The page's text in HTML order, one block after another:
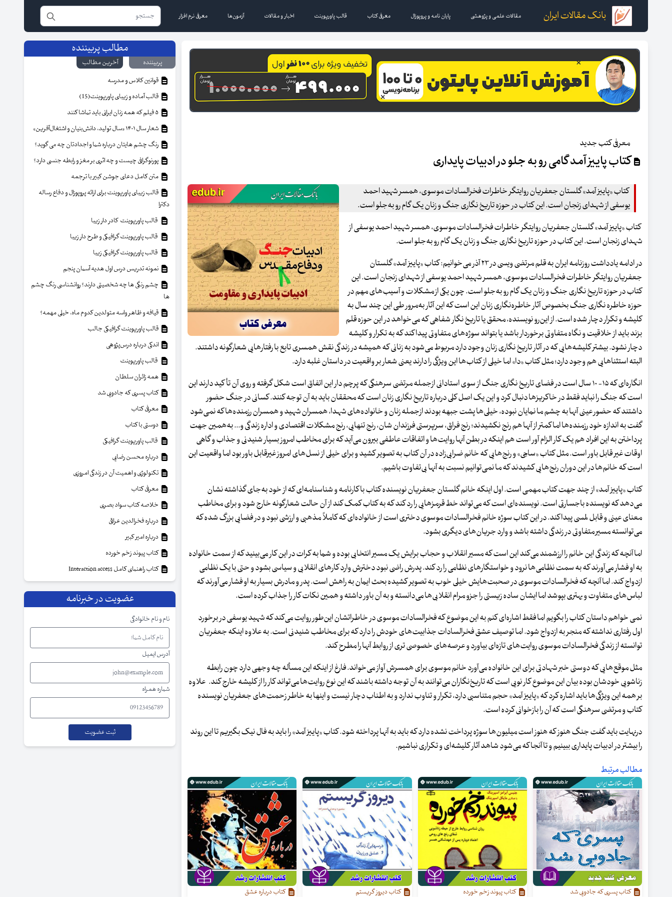
بانک مقالات ایران مقالات علمی و پژوهشی پایان نامه و پروپوزال معرفی کتاب قالب پاورپوینت اخبار و مقالات آزمون‌ها معرفی نرم افزار
معرفی کتب جدید
کتاب پاییز آمد گامی رو به جلو در ادبیات پایداری
کتاب «پاییز آمد» گلستان جعفریان روایتگر خاطرات فخرالسادات موسوی، همسر شهید احمد
یوسفی از شهدای زنجان است. این کتاب در حوزه تاریخ نگاری جنگ و زنان یک گام رو به‌جلو است.
کتاب «پاییز آمد» گلستان جعفریان روایتگر خاطرات فخرالسادات موسوی، همسر شهید احمد یوسفی از
شهدای زنجان است. این کتاب در حوزه تاریخ نگاری جنگ و زنان یک گام رو به‌جلو است.
در ادامه یادداشت روزنامه ایران به قلم مرتضی ویسی در ۲۳ آذر می‌خوانیم: کتاب «پاییز آمد» گلستان
جعفریان روایتگر خاطرات فخرالسادات موسوی، همسر شهید احمد یوسفی از شهدای زنجان است. این
کتاب در حوزه تاریخ نگاری جنگ و زنان یک گام رو به‌جلو است. چون یکی از مشکلات و آسیب‌های مهم در
حوزه خاطره نگاری جنگ بخصوص آثار خاطره‌نگاری زنان این است که این آثار به‌مرور طی این چند سال به
کلیشه و تکرار دچار شده است. از این‌رو نویسنده، محقق یا تاریخ نگار شفاهی که می‌خواهد در این حوزه قلم
بزند باید از خلاقیت و نگاه متفاوتی برخوردار باشد یا بتواند سوژه‌های متفاوتی پیدا کند که به تکرار و کلیشه
دچار نشود. بیشتر کلیشه‌هایی که در آثار تاریخ نگاری زنان وجود دارد مربوط می‌شود به زنانی که همیشه در زندگی نقش همسری تابع با رفتارهایی شعارگونه داشتند.
البته استثناهایی هم وجود دارد؛ مثل کتاب «دا» اما خیلی از کتاب‌ها این ویژگی را دارند یعنی شعار بر واقعیت در داستان غلبه دارد.
انگاره‌ای که ۱۵- ۱۰ سال است در فضای تاریخ نگاری جنگ از سوی استادانی ازجمله مرتضی سرهنگی که پرچم دار این اتفاق است شکل گرفته و روی آن تأکید دارند این
است که جنگ را نباید فقط در خاکریزها دنبال کرد و این یک اصل کلی درباره تاریخ نگاری زنان است که محققان باید به آن توجه کنند. کسانی در جنگ حضور
داشتند که حضور عینی آنها به چشم ما نمایان نبوده، خیلی‌ها پشت جبهه بودند ازجمله زنان و خانواده‌های شهدا، همسران شهید و همسران رزمنده‌ها که نمی‌شود
گفت به اندازه خود رزمنده‌ها اما کمتر از آنها هم رنج نکشیدند؛ رنج فراق، سرپرستی فرزندان شان، رنج تنهایی، رنج مشکلات اقتصادی و اداره زندگی و... به‌همین جهت
پرداختن به این افراد هم یک کار الزام آور است هم اینکه در بطن آنها روایت‌ها و اتفاقات عاطفی بیرون می‌آید که برای مخاطب امروز بسیار شنیدنی و جذاب و گاهی
اوقات غیر قابل باور است. مثل کتاب «ساجی» و رنج‌هایی که خانم ضرابی‌زاده در آن کتاب به تصویر کشید و برای خیلی از نسل‌های امروز غیرقابل باور بود اما واقعیت این
است که خانم‌ها در این دوران رنج‌هایی کشیدند که ما نمی‌توانیم نسبت به آنها بی‌تفاوت باشیم.
کتاب «پاییز آمد» از چند جهت کتاب مهمی است. اول اینکه خانم گلستان جعفریان نویسنده کتاب با کارنامه و شناسنامه‌ای که از خود به‌جای گذاشته نشان
می‌دهد که نویسنده باجسارتی است. نویسنده‌ای است که می‌تواند خط قرمزهایی را رد کند که به کتاب کمک کند از آن حالت شعارگونه خارج شود و برای مخاطب
معنای عینی و قابل لمسی پیدا کند. در این کتاب سوژه خانم فخرالسادات موسوی دختری است از خانواده‌ای که کاملاً مذهبی و ارزشی نبود و در فضایی بزرگ شده که
می‌توانسته مسیر متفاوتی در زندگی داشته باشد و وارد جریان‌های دیگری بشود.
اما آنچه که زندگی این خانم را ارزشمند می‌کند این است که مسیر انقلاب و حجاب برایش یک مسیر انتخابی بوده و شما به کرات در این کار می‌بینید که از سمت خانواده
به او فشار می‌آورند که به سمت نظامی‌ها نرود و خواستگارهای نظامی را رد کند. پدرش راضی نبود دخترش وارد کارهای انقلابی و سیاسی بشود و حتی با یک نظامی
ازدواج کند. اما آنچه که فخرالسادات موسوی در صحبت‌هایش خیلی خوب به تصویر کشیده بحث ایمان به راهش است. پدر و مادرش بسیار به او فشار می‌آورند که
لباس‌های متفاوت و بهتری بپوشد اما ایشان ساده زیستی را جزو مرام انقلابی‌ها می‌دانسته و به آن باور داشته و همین نکات کار را جذاب کرده است.
نمی خواهم داستان کتاب را بگویم اما فقط اشاره‌ای کنم به این موضوع که فخرالسادات موسوی در خاطراتشان این‌طور روایت می‌کند که شهید یوسفی در برخورد
اول رفتاری نداشته که منجر به ازدواج شود. اما توصیف عشق فخرالسادات جذابیت‌های خودش را دارد که برای مخاطب شنیدنی است. به علاوه اینکه جعفریان
توانسته از زندگی فخرالسادات موسوی روایت‌های تازه‌ای بیاورد و عرصه‌های خصوصی تری از روابط آنها را مطرح کند.
مثل موقع‌هایی که دوستی خبر شهادتی برای این خانواده می‌آورد خانم موسوی برای همسرش آواز می‌خواند. فارغ از اینکه این مسأله چه وجهی دارد چون رابطه
زناشویی خودشان بوده بیان این موضوع کار نویی است که تاریخ‌نگاران می‌توانند به آن توجه داشته باشند که این نوع روایت‌ها می‌تواند کار را از کلیشه خارج کند. علاوه
بر همه این ویژگی‌ها باید اشاره کرد که «پاییز آمد» حجم متناسبی دارد، تکرار و تناوب ندارد و به اطناب دچار نیست و اینها به خاطر زحمت‌های جعفریان نویسنده
کتاب و مرتضی سرهنگی است که آن را بازخوانی کرده است.
درنهایت باید گفت جنگ هنوز که هنوز است میلیون‌ها سوژه پرداخت نشده دارد که باید به آنها پرداخته شود. کتاب «پاییز آمد» را باید به فال نیک بگیریم تا این روند
را بیشتر در ادبیات پایداری ببینیم و تا آنجا که می‌شود شاهد آثار کلیشه‌ای و تکراری نباشیم.
مطالب مرتبط
کتاب پسری که جادویی شد کتاب پیوند زخم خورده کتاب دیروز گریستم کتاب درباره عشق
مطالب پربیننده
پربیننده
آخرین مطالب
قوانین کلاس و مدرسه
قالب آماده و زیبای پاورپوینت(15)
شعار سال ۱۴۰۱ «سال تولید، دانش‌بنیان و اشتغال‌آفرین»
رنگ چشم هایتان درباره شما و اجدادتان چه می گوید؟
پورنوگرافی چیست و چه اثری بر مغز و رابطه جنسی دارد؟
متن کامل دعای جوشن کبیر با ترجمه
قالب زیبای پاورپوینت برای ارائه پروپوزال و دفاع رساله
دکترا
قالب پاورپوینت کادر دار زیبا
قالب پاورپوینت گرافیکی و طرح دار زیبا
قالب پاورپوینت گرافیکی زیبا
نمونه تدریس درس اول هدیه آسمان پنجم
چشم رنگی ها چه شخصیتی دارند؟ روانشناسی رنگ چشم
ها
قیافه و ظاهر واسه متولدین کدوم ماه، خیلی مهمه؟
قالب پاورپوینت گرافیکی جالب
اندکی درباره درس‌پژوهی
قالب پاورپوینت
همه زائران سلطان
کتاب پسری که جادویی شد
معرفی کتاب
دوستی با کتاب
قالب پاورپوینت گرافیکی
درباره محسن رضایی
تکنولوژی و اهمیت آن در زندگی امروزی
معرفی کتاب
خلاصه کتاب سواد بصری
درباره فخرالدین عراقی
درباره امیر کبیر
کتاب پیوند زخم خورده
کتاب راهنمای کامل Interaction access
عضویت در خبرنامه
نام و نام خانوادگی
آدرس ایمیل
شماره همراه